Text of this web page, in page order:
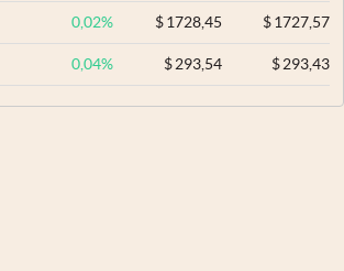
0,02% $ 1728,45 $1727,57
0,04% $ 293,54 $293,43